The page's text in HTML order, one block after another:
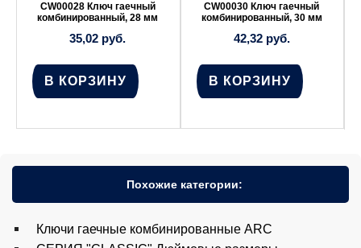
CW00028 Ключ гаечный
комбинированный, 28 мм
35,02 руб.
В КОРЗИНУ
CW00030 Ключ гаечный
комбинированный, 30 мм
42,32 руб.
В КОРЗИНУ
Похожие категории:
Ключи гаечные комбинированные ARC